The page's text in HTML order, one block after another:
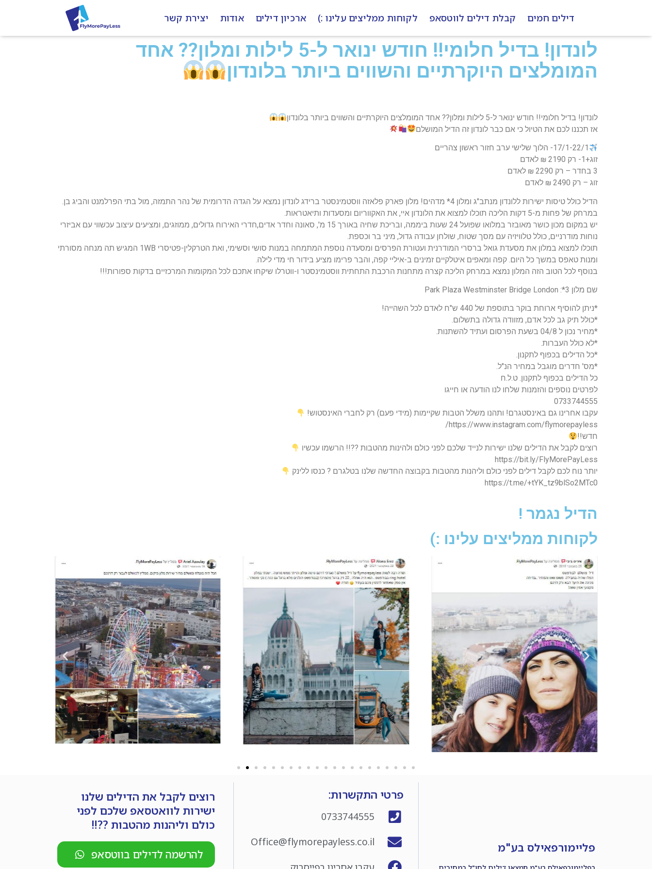
דילים חמים קבלת דילים לווטסאפ לקוחות ממליצים עלינו :) ארכיון דילים אודות יצירת קשר
לונדון! בדיל חלומי!! חודש ינואר ל-5 לילות ומלון?? אחד
המומלצים היוקרתיים והשווים ביותר בלונדון
לונדון! בדיל חלומי!! חודש ינואר ל-5 לילות ומלון?? אחד המומלצים היוקרתיים והשווים ביותר בלונדון
אז תכננו לכם את הטיול כי אם כבר לונדון זה הדיל המושלם
17/1-22/1- הלוך שלישי ערב חזור ראשון צהריים
זוג+1- רק 2190 ₪ לאדם
3 בחדר – רק 2290 ₪ לאדם
זוג – רק 2490 ₪ לאדם
הדיל כולל טיסות ישירות ללונדון מנתב"ג ומלון 4* מדהים! מלון פארק פלאזה ווסטמינסטר ברידג לונדון נמצא על הגדה הדרומית של נהר התמזה, מול בתי הפרלמנט והביג בן.
במרחק של פחות מ-5 דקות הליכה תוכלו למצוא את הלונדון איי, את האקווריום ומסעדות ותיאטראות.
יש במקום מכון כושר מאובזר במלואו שפועל 24 שעות ביממה, ובריכת שחיה באורך 15 מ', סאונה וחדר אדים,חדרי האירוח גדולים, ממוזגים, ומציעים עיצוב עכשווי עם אביזרי
נוחות מודרניים, כולל טלוויזיה עם מסך שטוח, שולחן עבודה גדול, מיני בר וכספת.
תוכלו למצוא במלון את מסעדת גואל ברסרי המודרנית ועטורת הפרסים ומסעדה נוספת המתמחה במנות סושי וסשימי, ואת הטרקלין-פטיסרי 1WB המגיש תה מנחה מסורתי
ומנות טאפס במשך כל היום. קפה ומאפים איטלקיים זמינים ב-איליי קפה, והבר פרימו מציע בידור חי מדי לילה.
בנוסף לכל הטוב הזה המלון נמצא במרחק הליכה קצרה מתחנות הרכבת התחתית ווסטמינסטר ו-ווטרלו שיקחו אתכם לכל המקומות המרכזיים בדקות ספורות!!!
שם מלון 3*: Park Plaza Westminster Bridge London
*ניתן להוסיף ארוחת בוקר בתוספת של 440 ש"ח לאדם לכל השהייה!
*כולל תיק גב לכל אדם, מזוודה גדולה בתשלום.
*מחיר נכון ל 04/8 בשעת הפרסום ועתיד להשתנות.
*לא כולל העברות.
*כל הדילים בכפוף לתקנון.
*מס' חדרים מוגבל במחיר הנ"ל.
כל הדילים בכפוף לתקנון. ט.ל.ח
לפרטים נוספים והזמנות שלחו לנו הודעה או חייגו
0733744555
עקבו אחרינו גם באינסטגרם! ותהנו משלל הטבות שקיימות (מידי פעם) רק לחברי האינסטוש!
https://www.instagram.com/flymorepayless/
חדש!!
רוצים לקבל את הדילים שלנו ישירות לנייד שלכם לפני כולם ולהינות מהטבות ??!! הרשמו עכשיו
https://bit.ly/FlyMorePayLess
יותר נוח לכם לקבל דילים לפני כולם וליהנות מהטבות בקבוצה החדשה שלנו בטלגרם ? כנסו ללינק
https://t.me/+tYK_tz9blSo2MTc0
הדיל נגמר !
לקוחות ממליצים עלינו :)
פליימורפאילס בע"מ
פרטי התקשרות:
0733744555
Office@flymorepayless.co.il
רוצים לקבל את הדילים שלנו
ישירות לוואטסאפ שלכם לפני
כולם וליהנות מהטבות ??!!
להרשמה לדילים בווטסאפ